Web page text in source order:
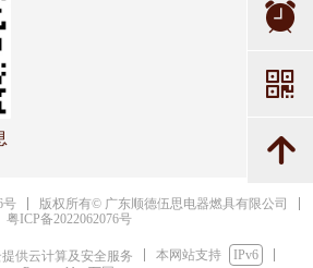
号
版权所有© 广东顺德伍思电器燃具有限公司
粤ICP备2022062076号
供云计算及安全服务 本网站支持
IPv6
뀥
낃
녕